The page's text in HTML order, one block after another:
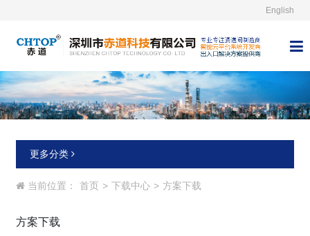
English
更多分类
方案下载
当前位置： 首页 > 下载中心 > 方案下载